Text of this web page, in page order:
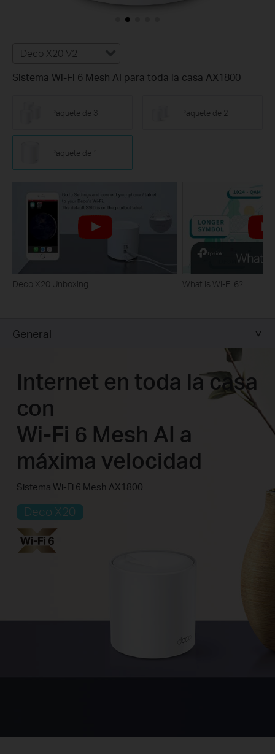
Deco X20 V2
Sistema Wi-Fi 6 Mesh AI para toda la casa AX1800
Paquete de 3 Paquete de 2
Paquete de 1
Deco X20 Unboxing What is Wi-Fi 6?
General
Internet en toda la casa
con
Wi-Fi 6 Mesh AI a
máxima velocidad
Sistema Wi-Fi 6 Mesh AX1800
Deco X20